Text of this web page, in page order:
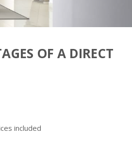
OF A DIRECT
included